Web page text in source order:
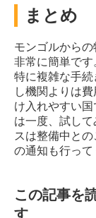
まとめ
モンゴルからの
非常に簡単です
特に複雑な手
し機関よりは
け入れやすい
は一度、試し
スは整備中と
の通知も行って
この記事を
す